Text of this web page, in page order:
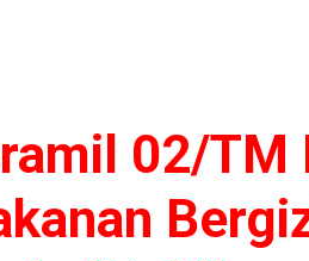
02/TM